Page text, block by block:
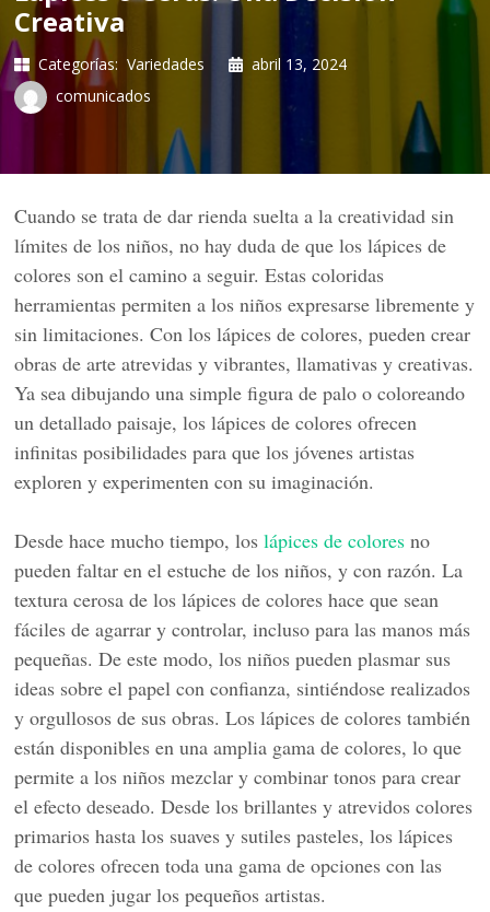
Creativa
Categorías: Variedades
abril 13, 2024
comunicados
Cuando se trata de dar rienda suelta a la creatividad sin
límites de los niños, no hay duda de que los lápices de
colores son el camino a seguir. Estas coloridas
herramientas permiten a los niños expresarse libremente y
sin limitaciones. Con los lápices de colores, pueden crear
obras de arte atrevidas y vibrantes, llamativas y creativas.
Ya sea dibujando una simple figura de palo o coloreando
un detallado paisaje, los lápices de colores ofrecen
infinitas posibilidades para que los jóvenes artistas
exploren y experimenten con su imaginación.
Desde hace mucho tiempo, loslápices de colores no
pueden faltar en el estuche de los niños, y con razón. La
textura cerosa de los lápices de colores hace que sean
fáciles de agarrar y controlar, incluso para las manos más
pequeñas. De este modo, los niños pueden plasmar sus
ideas sobre el papel con confianza, sintiéndose realizados
y orgullosos de sus obras. Los lápices de colores también
están disponibles en una amplia gama de colores, lo que
permite a los niños mezclar y combinar tonos para crear
el efecto deseado. Desde los brillantes y atrevidos colores
primarios hasta los suaves y sutiles pasteles, los lápices
de colores ofrecen toda una gama de opciones con las
que pueden jugar los pequeños artistas.